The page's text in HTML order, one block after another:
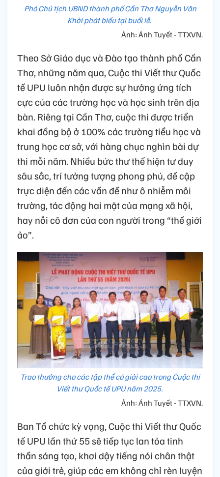
Phó Chủ tịch UBND thành phố Cần Thơ Nguyễn Văn
Khởi phát biểu tại buổi lễ.
Ảnh: Ánh Tuyết - TTXVN.
Theo Sở Giáo dục và Đào tạo thành phố Cần
Thơ, những năm qua, Cuộc thi Viết thư Quốc
tế UPU luôn nhận được sự hưởng ứng tích
cực của các trường học và học sinh trên địa
bàn. Riêng tại Cần Thơ, cuộc thi được triển
khai đồng bộ ở 100% các trường tiểu học và
trung học cơ sở, với hàng chục nghìn bài dự
thi mỗi năm. Nhiều bức thư thể hiện tư duy
sâu sắc, trí tưởng tượng phong phú, đề cập
trực diện đến các vấn đề như ô nhiễm môi
trường, tác động hai mặt của mạng xã hội,
hay nỗi cô đơn của con người trong “thế giới
ảo”.
Trao thưởng cho các tập thể có giải cao trong Cuộc thi
Viết thư Quốc tế UPU năm 2025.
Ảnh: Ánh Tuyết - TTXVN.
Ban Tổ chức kỳ vọng, Cuộc thi Viết thư Quốc
tế UPU lần thứ 55 sẽ tiếp tục lan tỏa tinh
thần sáng tạo, khơi dậy tiếng nói chân thật
của giới trẻ, giúp các em không chỉ rèn luyện